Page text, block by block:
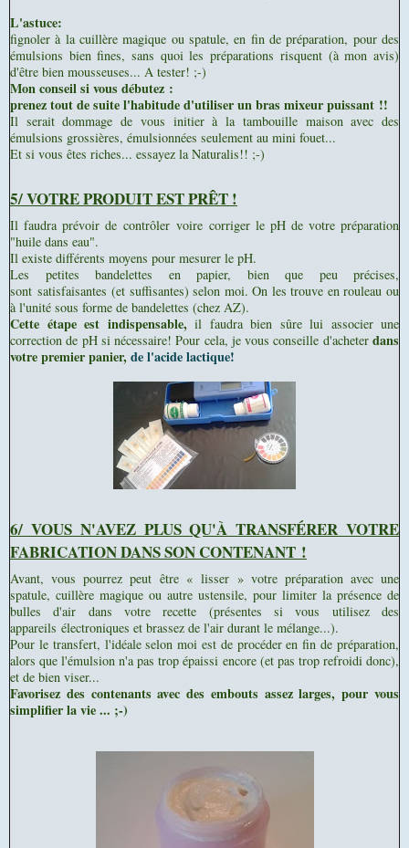
L'astuce:
fignoler à la cuillère magique ou spatule, en fin de préparation, pour des
émulsions bien fines, sans quoi les préparations risquent (à mon avis)
d'être bien mousseuses... A tester! ;-)
Mon conseil si vous débutez :
prenez tout de suite l'habitude d'utiliser un bras mixeur puissant !!
Il serait dommage de vous initier à la tambouille maison avec des
émulsions grossières, émulsionnées seulement au mini fouet...
Et si vous êtes riches... essayez la Naturalis!! ;-)
5/ VOTRE PRODUIT EST PRÊT !
Il faudra prévoir de contrôler voire corriger le pH de votre préparation
"huile dans eau".
Il existe différents moyens pour mesurer le pH.
Les petites bandelettes en papier, bien que peu précises,
sont satisfaisantes (et suffisantes) selon moi. On les trouve en rouleau ou
à l'unité sous forme de bandelettes (chez AZ).
Cette étape est indispensable,il faudra bien sûre lui associer une
correction de pH si nécessaire! Pour cela, je vous conseille d'acheter dans
votre premier panier,de l'acide lactique!
6/ VOUS N'AVEZ PLUS QU'À TRANSFÉRER VOTRE
FABRICATION DANS SON CONTENANT !
Avant, vous pourrez peut être « lisser » votre préparation avec une
spatule, cuillère magique ou autre ustensile, pour limiter la présence de
bulles d'air dans votre recette (présentes si vous utilisez des
appareils électroniques et brassez de l'air durant le mélange...).
Pour le transfert, l'idéale selon moi est de procéder en fin de préparation,
alors que l'émulsion n'a pas trop épaissi encore (et pas trop refroidi donc),
et de bien viser...
Favorisez des contenants avec des embouts assez larges, pour vous
simplifier la vie ... ;-)